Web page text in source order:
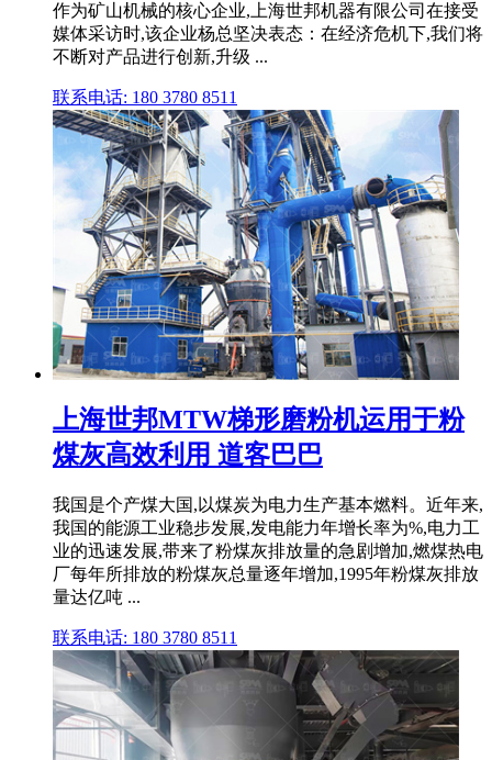
作为矿山机械的核心企业,上海世邦机器有限公司在接受
媒体采访时,该企业杨总坚决表态：在经济危机下,我们将
不断对产品进行创新,升级 ...
联系电话: 180 3780 8511
上海世邦MTW梯形磨粉机运用于粉
煤灰高效利用 道客巴巴
我国是个产煤大国,以煤炭为电力生产基本燃料。近年来,
我国的能源工业稳步发展,发电能力年增长率为%,电力工
业的迅速发展,带来了粉煤灰排放量的急剧增加,燃煤热电
厂每年所排放的粉煤灰总量逐年增加,1995年粉煤灰排放
量达亿吨 ...
联系电话: 180 3780 8511